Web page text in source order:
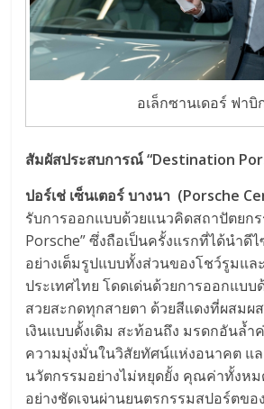
อเล็กซานเดอร์ ฟาบิ
สัมผัสประสบการณ์“Destination
ปอร์เช่ เซ็นเตอร์ บางนา (Porsche
รับการออกแบบด้วยแนวคิดสถาปัตยก
Porsche” ซึ่งถือเป็นครั้งแรกที่ได้นำดี
อย่างเต็มรูปแบบทั้งส่วนของโชว์รูมแล
ประเทศไทย โดดเด่นด้วยการออกแบ
สวยสะกดทุกสายตา ด้วยสีแดงที่ผสมผ
เงินแบบดั้งเดิม สะท้อนถึง มรดกอันล้ำ
ความมุ่งมั่นในวิสัยทัศน์แห่งอนาคต แล
นวัตกรรมอย่างไม่หยุดยั้ง คุณค่าทั้งห
อย่างชัดเจนผ่านยนตรกรรมสปอร์ตขอ